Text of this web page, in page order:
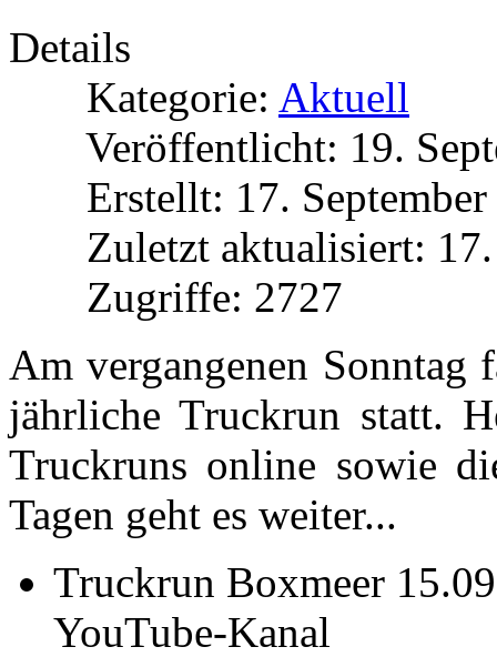
Details
Kategorie: Aktuell
Veröffentlicht: 19.
Erstellt: 17.
Zuletzt aktualisiert:
Zugriffe: 2727
Am vergangenen
jährliche Truckrun statt.
Truckruns online sowie
Tagen geht es weiter...
Truckrun Boxmeer
YouTube-Kanal